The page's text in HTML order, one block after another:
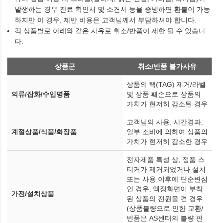
발생하는 경우 진료 확인서 및 소견서 등을 증빙하면 환불이 가능
하지만 이 경우, 제반 비용은 고객님께서 부담하셔야 합니다.
각 상품별로 아래와 같은 사유로 취소/반품이 제한 될 수 있습니
다.
상품군 취소/반품 불가사유
의류/잡화/수입명품
상품의 택(TAG) 제거/라벨
및 상품 훼손으로 상품의
가치가 현저히 감소된 경우
계절상품/식품/화장품
고객님의 사용, 시간경과,
일부 소비에 의하여 상품의
가치가 현저히 감소한 경우
가전/설치상품
전자제품 특성 상, 정품 스
티커가 제거되었거나 설치
또는 사용 이후에 단순변심
인 경우, 액정화면이 부착
된 상품의 전원을 켠 경우
(상품불량으로 인한 교환/
반품은 AS센터의 불량 판